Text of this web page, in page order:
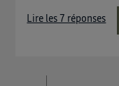
Lire les 7 réponses